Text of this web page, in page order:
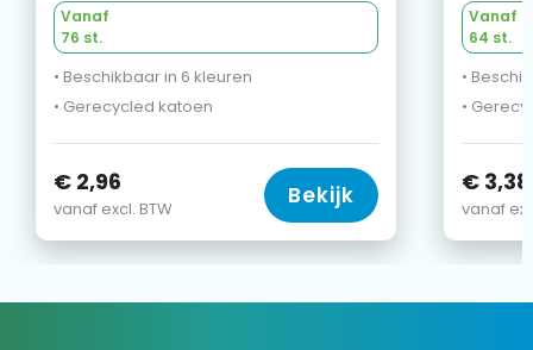
Vanaf
76 st.
• Beschikbaar in 6 kleuren
• Gerecycled katoen
€ 2,96
vanaf excl. BTW Bekijk
Vanaf
64 st.
•
•
€ 3,38
vanaf